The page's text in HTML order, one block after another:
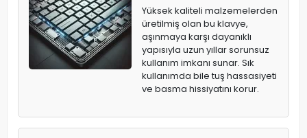
Yüksek kaliteli malzemelerden
üretilmiş olan bu klavye,
aşınmaya karşı dayanıklı
yapısıyla uzun yıllar sorunsuz
kullanım imkanı sunar. Sık
kullanımda bile tuş hassasiyeti
ve basma hissiyatını korur.